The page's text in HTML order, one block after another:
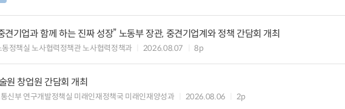
견기업과 함께 하는 진짜 성장” 노동부 장관, 중견기업계와 정책 간담회 개최
동정책실 노사협력정책관 노사협력정책과 2026.08.07 8p
원 창업원 간담회 개최
신부 연구개발정책실 미래인재정책국 미래인재양성과 2026.08.06 2p